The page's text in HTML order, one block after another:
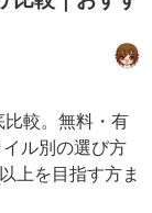
較。無料・有
ル別の選び方
上を目指す方ま